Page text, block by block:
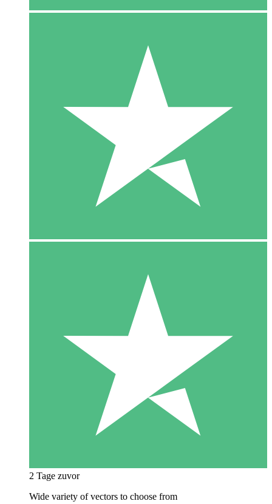
2 Tage zuvor
Wide variety of vectors to choose from